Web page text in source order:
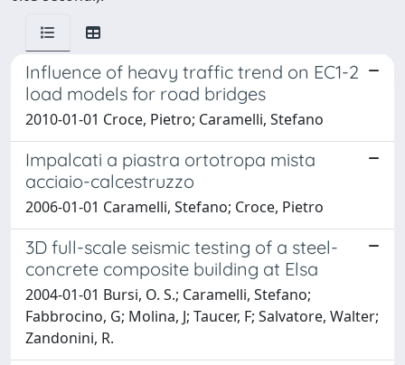
Influence of heavy traffic trend on EC1-2
load models for road bridges
2010-01-01 Croce, Pietro; Caramelli, Stefano
Impalcati a piastra ortotropa mista
acciaio-calcestruzzo
2006-01-01 Caramelli, Stefano; Croce, Pietro
3D full-scale seismic testing of a steel-
concrete composite building at Elsa
2004-01-01 Bursi, O. S.; Caramelli, Stefano;
Fabbrocino, G; Molina, J; Taucer, F; Salvatore, Walter;
Zandonini, R.